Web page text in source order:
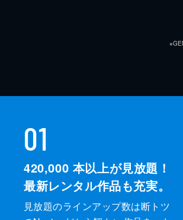
01
420,000 本以上が見放題！
最新レンタル作品も充実。
見放題のラインアップ数は断トツ